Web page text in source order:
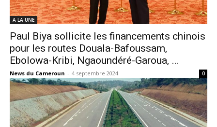
A LA UNE
Paul Biya sollicite les financements chinois
pour les routes Douala-Bafoussam,
Ebolowa-Kribi, Ngaoundéré-Garoua, …
News du Cameroun - 4 septembre 2024 0